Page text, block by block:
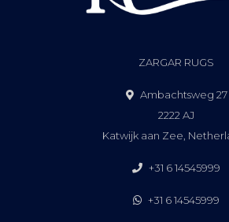
ZARGAR RUGS
Ambachtsweg 27
2222 AJ
Katwijk aan Zee,
+31 6 14545999
+31 6 14545999